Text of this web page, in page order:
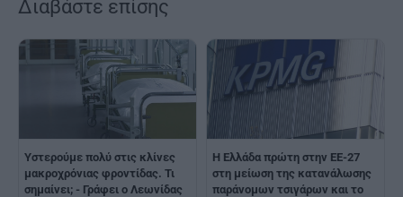
Διαβάστε επίσης
Υστερούμε πολύ στις κλίνες
μακροχρόνιας φροντίδας. Τι
σημαίνει; - Γράφει ο Λεωνίδας
Η Ελλάδα πρώτη στην ΕΕ-27
στη μείωση της κατανάλωσης
παράνομων τσιγάρων και το